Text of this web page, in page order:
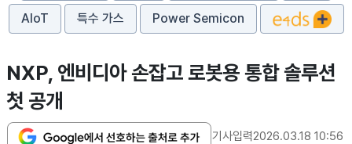
AIoT 특수 가스 Power Semicon
NXP, 엔비디아 손잡고 로봇용 통합 솔루션
첫 공개
기사입력2026.03.18 10:56